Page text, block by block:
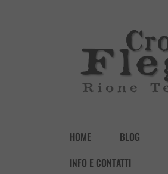
HOME BLOG
INFO E CONTATTI